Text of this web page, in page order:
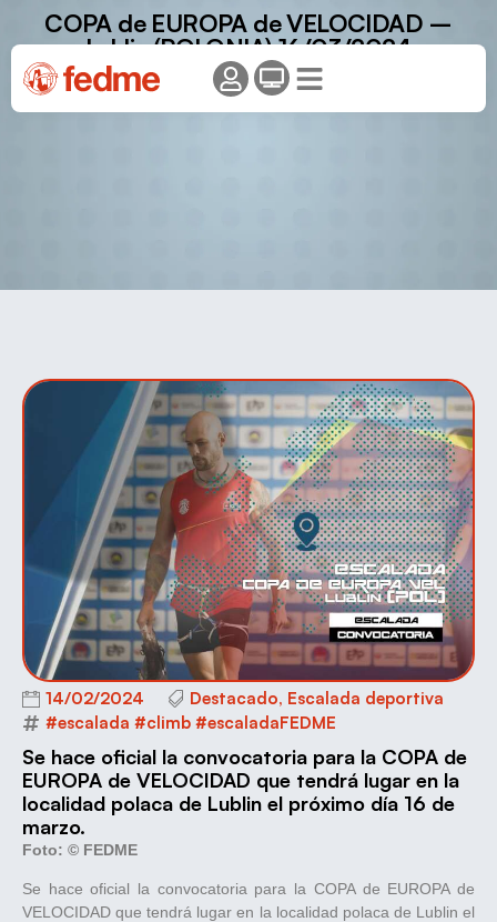
COPA de EUROPA de VELOCIDAD –
Lublin (POLONIA) 16/03/2024
14/02/2024 Destacado, Escalada deportiva
#escalada #climb #escaladaFEDME
Se hace oficial la convocatoria para la COPA de
EUROPA de VELOCIDAD que tendrá lugar en la
localidad polaca de Lublin el próximo día 16 de
marzo.
Foto: © FEDME
Se hace oficial la convocatoria para la COPA de EUROPA de
VELOCIDAD que tendrá lugar en la localidad polaca de Lublin el